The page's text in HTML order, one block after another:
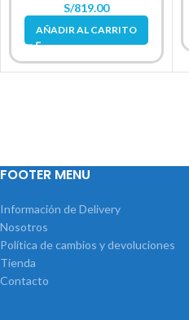
S/819.00
AÑADIR AL CARRITO
FOOTER MENU
Información de Delivery
Nosotros
Política de cambios y devoluciones
Tienda
Contacto